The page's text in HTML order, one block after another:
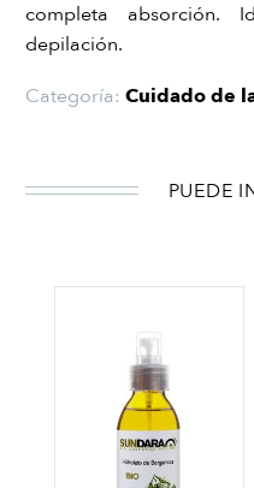
completa absorción.
depilación.
Categoría: Cuidado de
PUEDE